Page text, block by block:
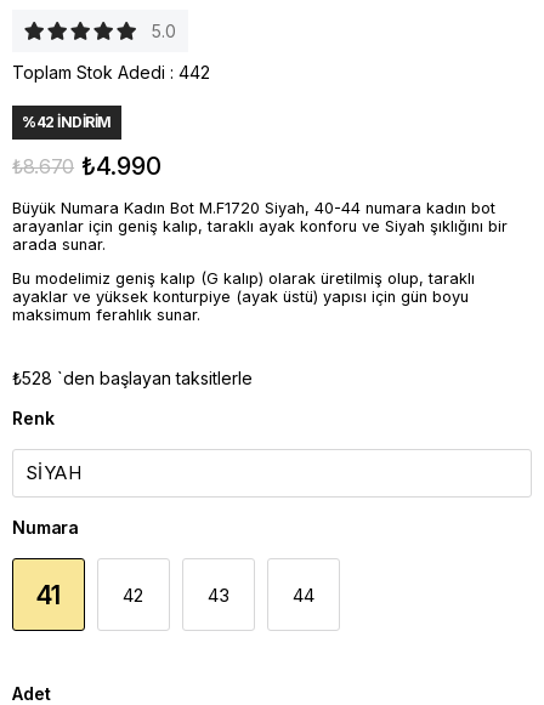
5.0
Toplam Stok Adedi : 442
%42 İNDIRIM
₺8.670 ₺4.990
Büyük Numara Kadın Bot M.F1720 Siyah, 40-44 numara kadın bot
arayanlar için geniş kalıp, taraklı ayak konforu ve Siyah şıklığını bir
arada sunar.
Bu modelimiz geniş kalıp (G kalıp) olarak üretilmiş olup, taraklı
ayaklar ve yüksek konturpiye (ayak üstü) yapısı için gün boyu
maksimum ferahlık sunar.
₺528 `den başlayan taksitlerle
Renk
Numara
41 42 43 44
Adet